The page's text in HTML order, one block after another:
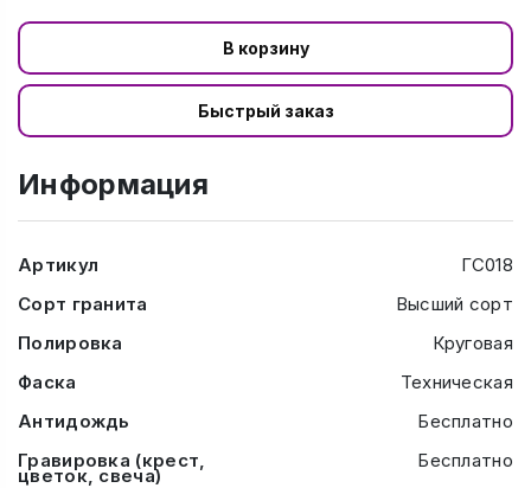
В корзину
Быстрый заказ
Информация
Артикул
ГС018
Сорт гранита
Высший сорт
Полировка
Круговая
Фаска
Техническая
Антидождь
Бесплатно
Гравировка (крест,
цветок, свеча)
Бесплатно